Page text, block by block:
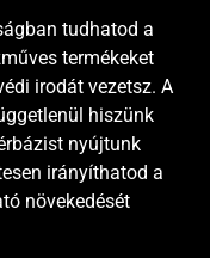
tudhatod a
termékeket
irodát vezetsz. A
hiszünk
nyújtunk
irányíthatod a
növekedését